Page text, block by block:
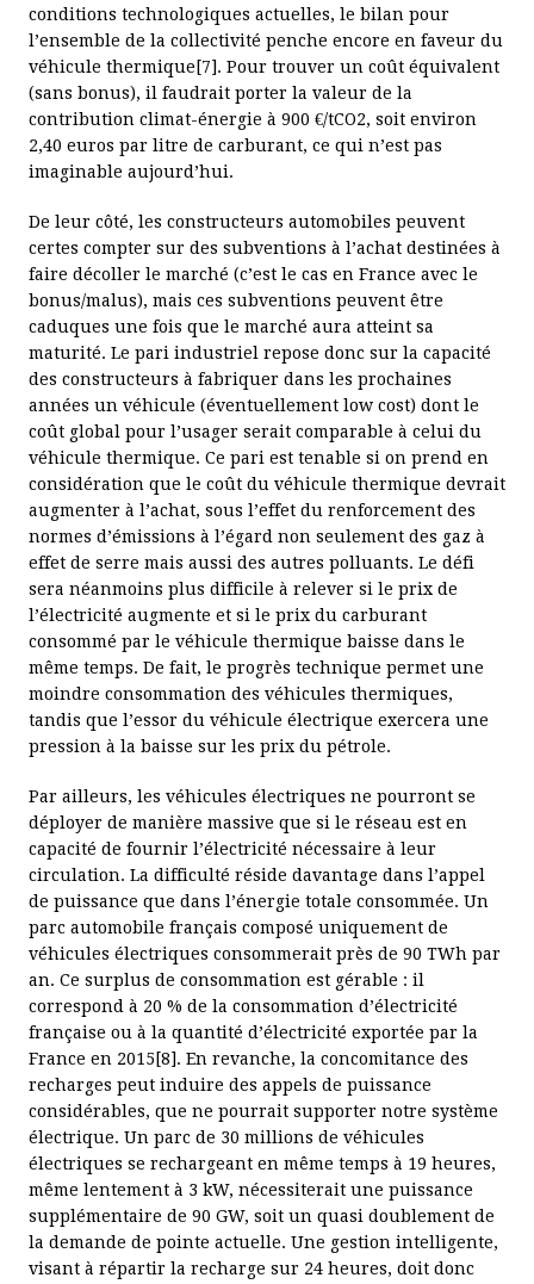
conditions technologiques actuelles, le bilan pour
l’ensemble de la collectivité penche encore en faveur du
véhicule thermique[7]. Pour trouver un coût équivalent
(sans bonus), il faudrait porter la valeur de la
contribution climat-énergie à 900 €/tCO2, soit environ
2,40 euros par litre de carburant, ce qui n’est pas
imaginable aujourd’hui.
De leur côté, les constructeurs automobiles peuvent
certes compter sur des subventions à l’achat destinées à
faire décoller le marché (c’est le cas en France avec le
bonus/malus), mais ces subventions peuvent être
caduques une fois que le marché aura atteint sa
maturité. Le pari industriel repose donc sur la capacité
des constructeurs à fabriquer dans les prochaines
années un véhicule (éventuellement low cost) dont le
coût global pour l’usager serait comparable à celui du
véhicule thermique. Ce pari est tenable si on prend en
considération que le coût du véhicule thermique devrait
augmenter à l’achat, sous l’effet du renforcement des
normes d’émissions à l’égard non seulement des gaz à
effet de serre mais aussi des autres polluants. Le défi
sera néanmoins plus difficile à relever si le prix de
l’électricité augmente et si le prix du carburant
consommé par le véhicule thermique baisse dans le
même temps. De fait, le progrès technique permet une
moindre consommation des véhicules thermiques,
tandis que l’essor du véhicule électrique exercera une
pression à la baisse sur les prix du pétrole.
Par ailleurs, les véhicules électriques ne pourront se
déployer de manière massive que si le réseau est en
capacité de fournir l’électricité nécessaire à leur
circulation. La difficulté réside davantage dans l’appel
de puissance que dans l’énergie totale consommée. Un
parc automobile français composé uniquement de
véhicules électriques consommerait près de 90 TWh par
an. Ce surplus de consommation est gérable : il
correspond à 20 % de la consommation d’électricité
française ou à la quantité d’électricité exportée par la
France en 2015[8]. En revanche, la concomitance des
recharges peut induire des appels de puissance
considérables, que ne pourrait supporter notre système
électrique. Un parc de 30 millions de véhicules
électriques se rechargeant en même temps à 19 heures,
même lentement à 3 kW, nécessiterait une puissance
supplémentaire de 90 GW, soit un quasi doublement de
la demande de pointe actuelle. Une gestion intelligente,
visant à répartir la recharge sur 24 heures, doit donc